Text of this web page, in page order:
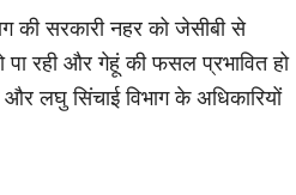
की सरकारी नहर को जेसीबी से
रही और गेहूं की फसल प्रभावित हो
और लघु सिंचाई विभाग के अधिकारियों